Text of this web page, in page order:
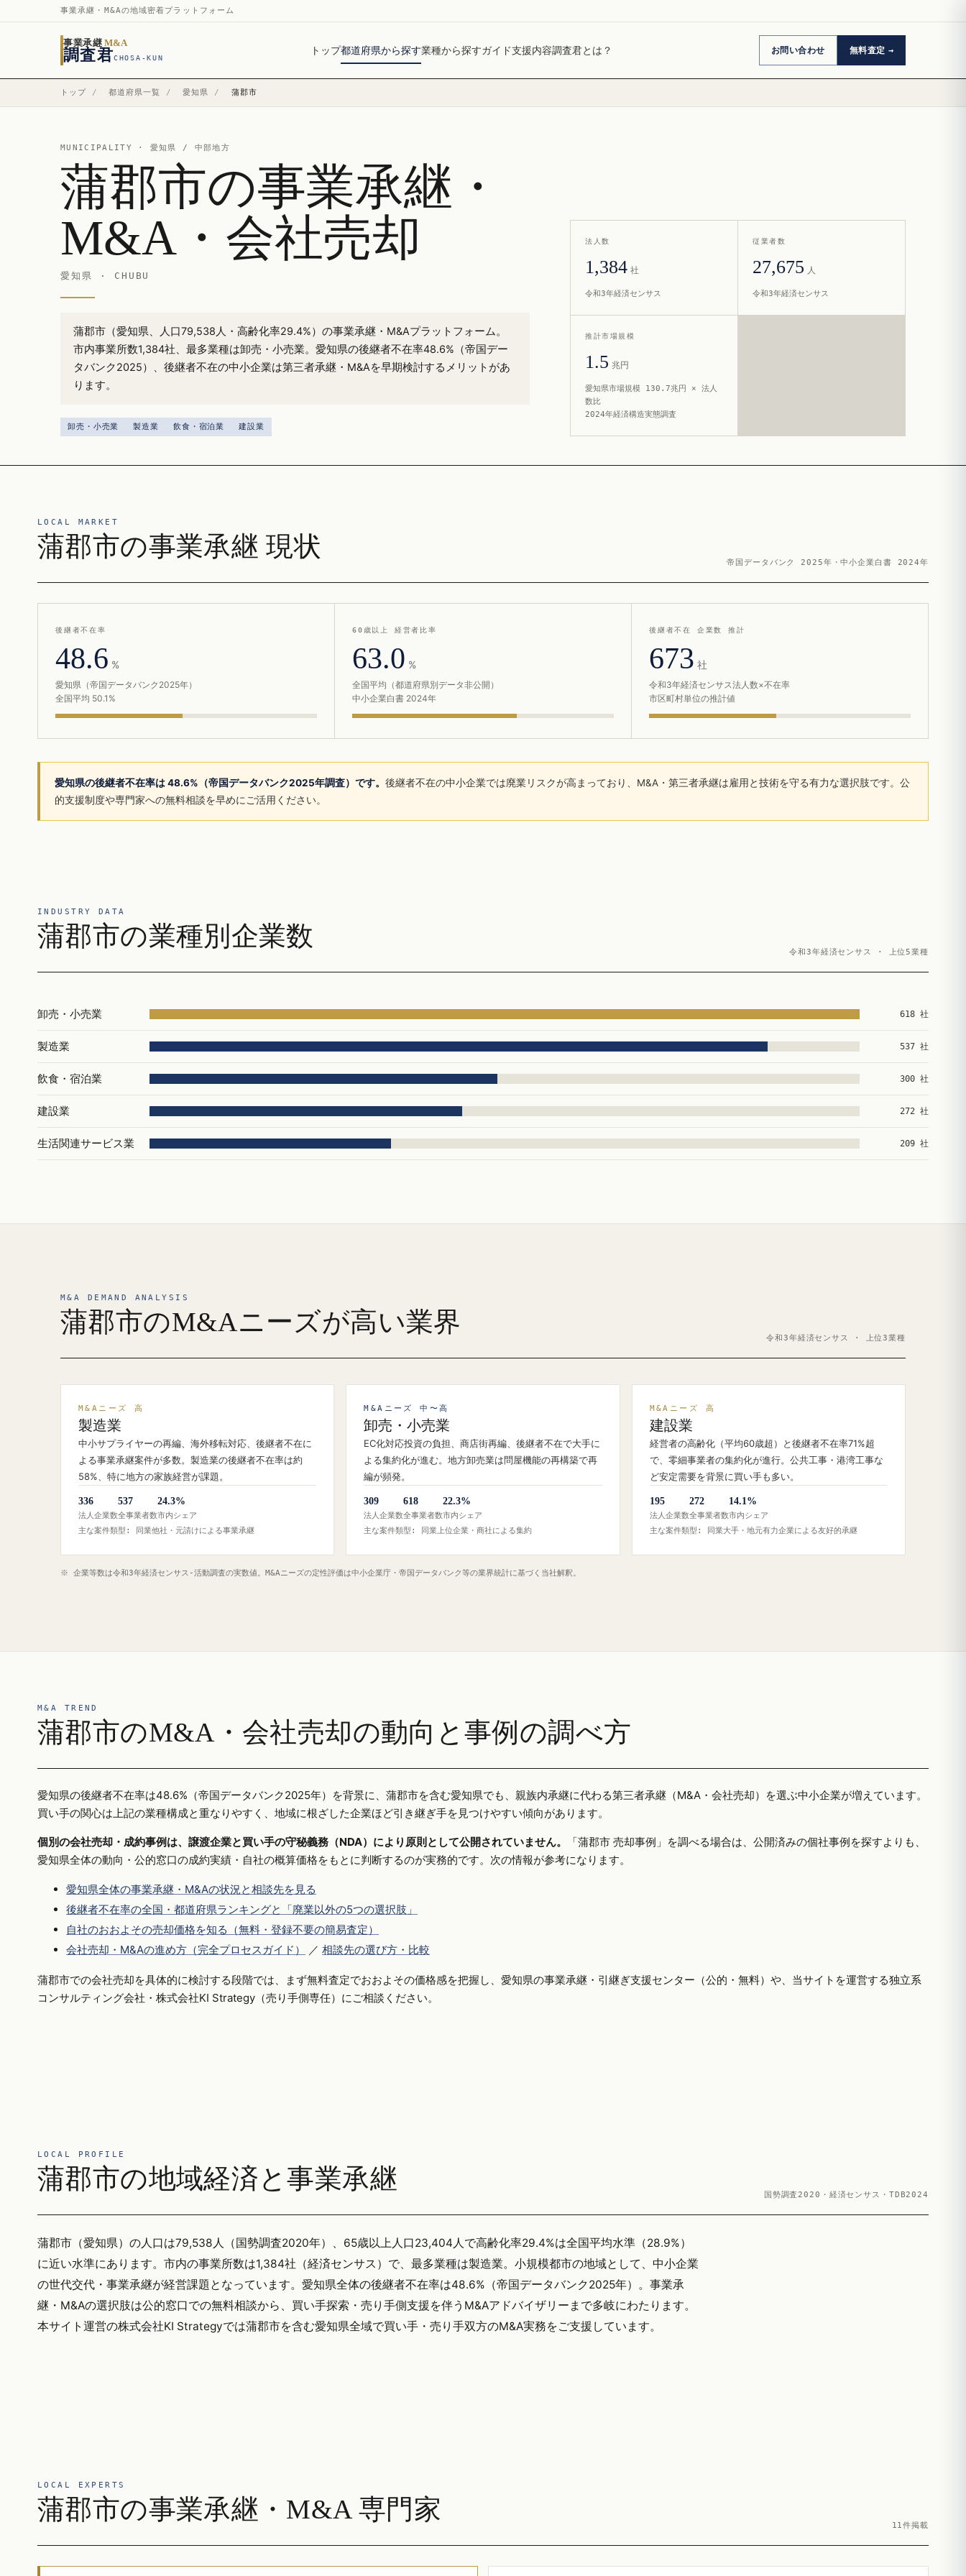
事業承継・M&Aの地域密着プラットフォーム
事業承継 M&A
調査君CHOSA-KUN
トップ都道府県から探す業種から探すガイド支援内容調査君とは？ お問い合わせ 無料査定
トップ / 都道府県一覧 / 愛知県 / 蒲郡市
MUNICIPALITY · 愛知県 / 中部地方
蒲郡市の事業承継・
M&A・会社売却
愛知県 · CHUBU
蒲郡市（愛知県、人口79,538人・高齢化率29.4%）の事業承継・M&Aプラットフォーム。
市内事業所数1,384社、最多業種は卸売・小売業。愛知県の後継者不在率48.6%（帝国デー
タバンク2025）、後継者不在の中小企業は第三者承継・M&Aを早期検討するメリットがあ
ります。
卸売・小売業 製造業 飲食・宿泊業 建設業
法人数
1,384 社
令和3年経済センサス
従業者数
27,675 人
令和3年経済センサス
推計市場規模
1.5 兆円
愛知県市場規模 130.7兆円 × 法人
数比
2024年経済構造実態調査
LOCAL MARKET
蒲郡市の事業承継 現状
帝国データバンク 2025年・中小企業白書 2024年
後継者不在率
48.6 %
愛知県（帝国データバンク2025年）
全国平均 50.1%
60歳以上 経営者比率
63.0 %
全国平均（都道府県別データ非公開）
中小企業白書 2024年
後継者不在 企業数 推計
673 社
令和3年経済センサス法人数×不在率
市区町村単位の推計値
愛知県の後継者不在率は 48.6%（帝国データバンク2025年調査）です。 後継者不在の中小企業では廃業リスクが高まっており、M&A・第三者承継は雇用と技術を守る有力な選択肢です。公
的支援制度や専門家への無料相談を早めにご活用ください。
INDUSTRY DATA
蒲郡市の業種別企業数
令和3年経済センサス · 上位5業種
卸売・小売業 618 社
製造業 537 社
飲食・宿泊業 300 社
建設業 272 社
生活関連サービス業 209 社
M&A DEMAND ANALYSIS
蒲郡市のM&Aニーズが高い業界
令和3年経済センサス · 上位3業種
M&Aニーズ 高
製造業
中小サプライヤーの再編、海外移転対応、後継者不在に
よる事業承継案件が多数。製造業の後継者不在率は約
58%、特に地方の家族経営が課題。
336
法人企業数
537
全事業者数
24.3%
市内シェア
主な案件類型: 同業他社・元請けによる事業承継
M&Aニーズ 中〜高
卸売・小売業
EC化対応投資の負担、商店街再編、後継者不在で大手に
よる集約化が進む。地方卸売業は問屋機能の再構築で再
編が頻発。
309
法人企業数
618
全事業者数
22.3%
市内シェア
主な案件類型: 同業上位企業・商社による集約
M&Aニーズ 高
建設業
経営者の高齢化（平均60歳超）と後継者不在率71%超
で、零細事業者の集約化が進行。公共工事・港湾工事な
ど安定需要を背景に買い手も多い。
195
法人企業数
272
全事業者数
14.1%
市内シェア
主な案件類型: 同業大手・地元有力企業による友好的承継
※ 企業等数は令和3年経済センサス‐活動調査の実数値。M&Aニーズの定性評価は中小企業庁・帝国データバンク等の業界統計に基づく当社解釈。
M&A TREND
蒲郡市のM&A・会社売却の動向と事例の調べ方
愛知県の後継者不在率は48.6%（帝国データバンク2025年）を背景に、蒲郡市を含む愛知県でも、親族内承継に代わる第三者承継（M&A・会社売却）を選ぶ中小企業が増えています。
買い手の関心は上記の業種構成と重なりやすく、地域に根ざした企業ほど引き継ぎ手を見つけやすい傾向があります。
個別の会社売却・成約事例は、譲渡企業と買い手の守秘義務（NDA）により原則として公開されていません。
「蒲郡市 売却事例」を調べる場合は、公開済みの個社事例を探すよりも、
愛知県全体の動向・公的窓口の成約実績・自社の概算価格をもとに判断するのが実務的です。次の情報が参考になります。
愛知県全体の事業承継・M&Aの状況と相談先を見る
後継者不在率の全国・都道府県ランキングと「廃業以外の5つの選択肢」
自社のおおよその売却価格を知る（無料・登録不要の簡易査定）
会社売却・M&Aの進め方（完全プロセスガイド）
／ 相談先の選び方・比較
蒲郡市での会社売却を具体的に検討する段階では、まず無料査定でおおよその価格感を把握し、愛知県の事業承継・引継ぎ支援センター（公的・無料）や、当サイトを運営する独立系
コンサルティング会社・株式会社KI Strategy（売り手側専任）にご相談ください。
LOCAL PROFILE
蒲郡市の地域経済と事業承継
国勢調査2020・経済センサス・TDB2024
蒲郡市（愛知県）の人口は79,538人（国勢調査2020年）、65歳以上人口23,404人で高齢化率29.4%は全国平均水準（28.9%）
に近い水準にあります。市内の事業所数は1,384社（経済センサス）で、最多業種は製造業。小規模都市の地域として、中小企業
の世代交代・事業承継が経営課題となっています。愛知県全体の後継者不在率は48.6%（帝国データバンク2025年）。事業承
継・M&Aの選択肢は公的窓口での無料相談から、買い手探索・売り手側支援を伴うM&Aアドバイザリーまで多岐にわたります。
本サイト運営の株式会社KI Strategyでは蒲郡市を含む愛知県全域で買い手・売り手双方のM&A実務をご支援しています。
LOCAL EXPERTS
蒲郡市の事業承継・M&A 専門家
11件掲載